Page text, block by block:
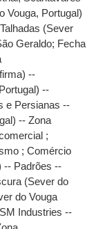
Vouga, Portugal)
(Sever
Geraldo; Fecha
--
--
e Persianas --
-- Zona
;
; Comércio
-- Padrões --
(Sever do
do Vouga
Industries --